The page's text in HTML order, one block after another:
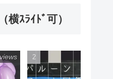
横ｽﾗｲﾄﾞ可）